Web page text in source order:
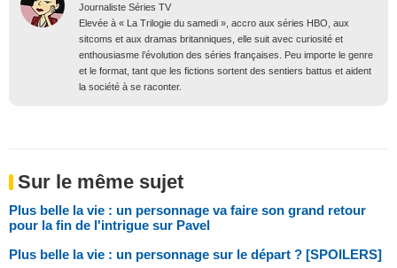
Journaliste Séries TV
Elevée à « La Trilogie du samedi », accro aux séries HBO, aux
sitcoms et aux dramas britanniques, elle suit avec curiosité et
enthousiasme l’évolution des séries françaises. Peu importe le genre
et le format, tant que les fictions sortent des sentiers battus et aident
la société à se raconter.
Sur le même sujet
Plus belle la vie : un personnage va faire son grand retour
pour la fin de l'intrigue sur Pavel
Plus belle la vie : un personnage sur le départ ? [SPOILERS]